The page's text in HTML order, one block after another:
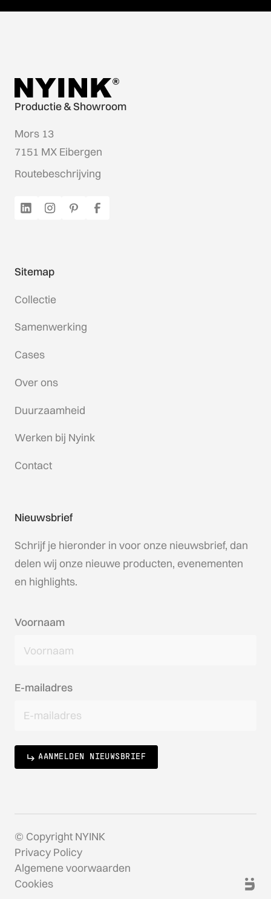
Productie & Showroom
Mors 13
7151 MX Eibergen
Routebeschrijving
Sitemap
Collectie
Samenwerking
Cases
Over ons
Duurzaamheid
Werken bij Nyink
Contact
Nieuwsbrief
Schrijf je hieronder in voor onze nieuwsbrief, dan
delen wij onze nieuwe producten, evenementen
en highlights.
Voornaam
E-mailadres
AANMELDEN NIEUWSBRIEF
© Copyright NYINK
Privacy Policy
Algemene voorwaarden
Cookies